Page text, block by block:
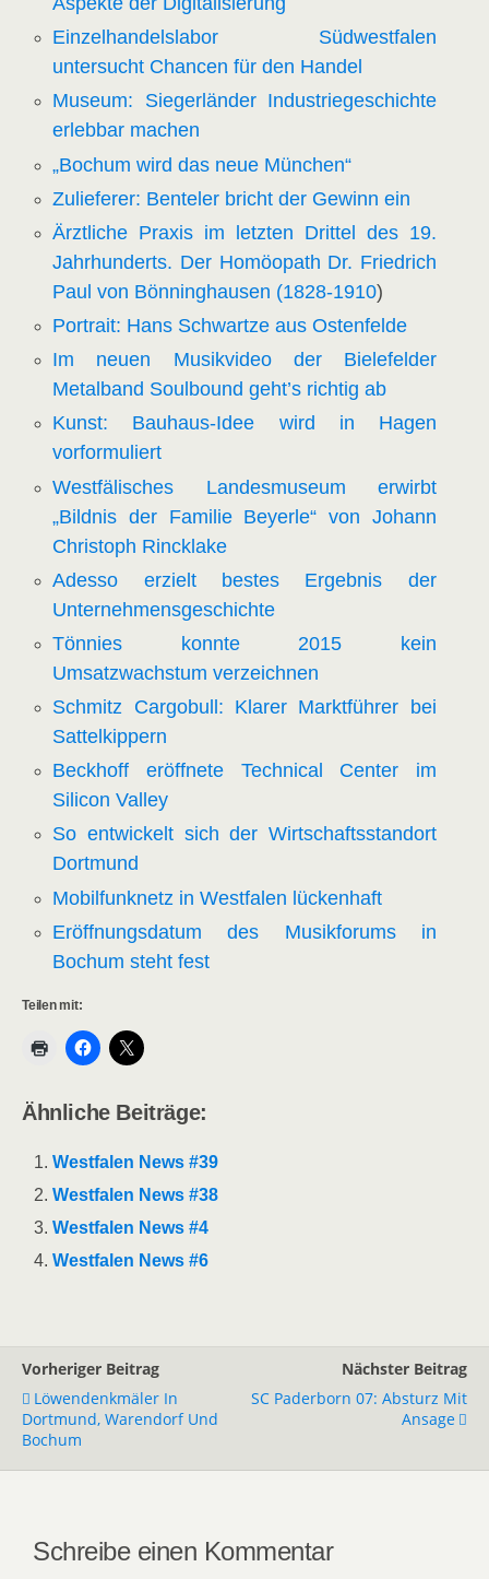
Einzelhandelslabor Südwestfalen
untersucht Chancen für den Handel
Museum: Siegerländer Industriegeschichte
erlebbar machen
„Bochum wird das neue München“
Zulieferer: Benteler bricht der Gewinn ein
Ärztliche Praxis im letzten Drittel des 19.
Jahrhunderts. Der Homöopath Dr. Friedrich
Paul von Bönninghausen (1828-1910)
Portrait: Hans Schwartze aus Ostenfelde
Im neuen Musikvideo der Bielefelder
Metalband Soulbound geht’s richtig ab
Kunst: Bauhaus-Idee wird in Hagen
vorformuliert
Westfälisches Landesmuseum erwirbt
„Bildnis der Familie Beyerle“ von Johann
Christoph Rincklake
Adesso erzielt bestes Ergebnis der
Unternehmensgeschichte
Tönnies konnte 2015 kein
Umsatzwachstum verzeichnen
Schmitz Cargobull: Klarer Marktführer bei
Sattelkippern
Beckhoff eröffnete Technical Center im
Silicon Valley
So entwickelt sich der Wirtschaftsstandort
Dortmund
Mobilfunknetz in Westfalen lückenhaft
Eröffnungsdatum des Musikforums in
Bochum steht fest
Teilen mit:
Ähnliche Beiträge:
Westfalen News #39
Westfalen News #38
Westfalen News #4
Westfalen News #6
Vorheriger Beitrag
Löwendenkmäler In
Dortmund, Warendorf Und
Bochum
Nächster Beitrag
SC Paderborn 07: Absturz Mit
Ansage
Schreibe einen Kommentar